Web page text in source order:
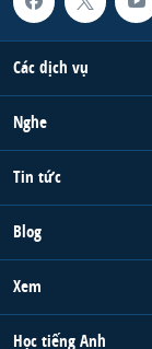
Các dịch vụ
Nghe
Tin tức
Blog
Xem
Học tiếng Anh